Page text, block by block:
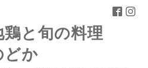
鶏と旬の料理
どか